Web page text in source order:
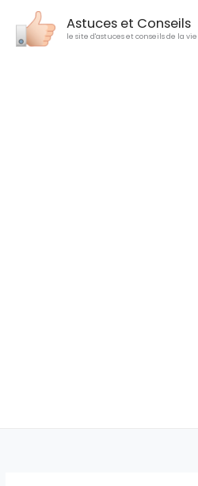
contenu
Astuces et Conseils
le site d'astuces et conseils de la